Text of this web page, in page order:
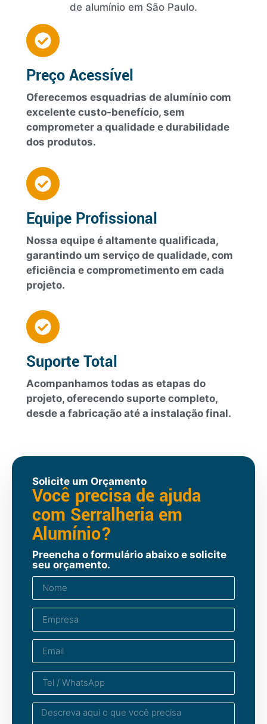
de alumínio em São Paulo.
Preço Acessível
Oferecemos esquadrias de alumínio com
excelente custo-benefício, sem
comprometer a qualidade e durabilidade
dos produtos.
Equipe Profissional
Nossa equipe é altamente qualificada,
garantindo um serviço de qualidade, com
eficiência e comprometimento em cada
projeto.
Suporte Total
Acompanhamos todas as etapas do
projeto, oferecendo suporte completo,
desde a fabricação até a instalação final.
Solicite um Orçamento
Você precisa de ajuda
com Serralheria em
Alumínio?
Preencha o formulário abaixo e solicite
seu orçamento.